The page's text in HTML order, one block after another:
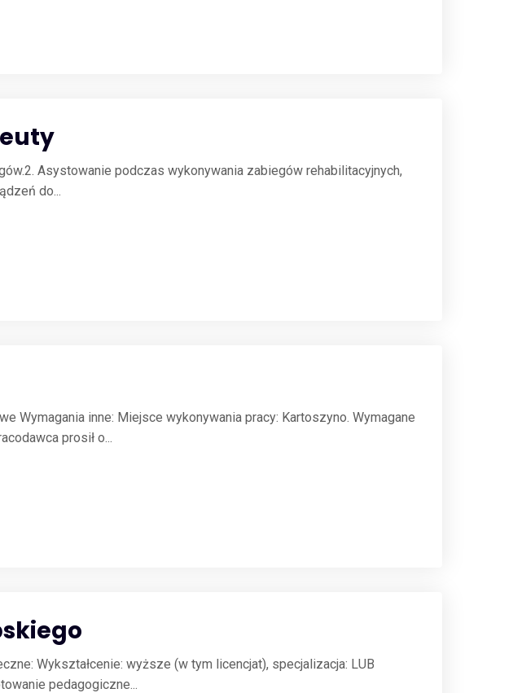
Asystowanie podczas wykonywania zabiegów rehabilitacyjnych,
do...
Wymagania inne: Miejsce wykonywania pracy: Kartoszyno. Wymagane
prosił o...
Wykształcenie: wyższe (w tym licencjat), specjalizacja: LUB
pedagogiczne...